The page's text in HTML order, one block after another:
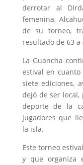
derrotar al
femenina,
de su torneo,
resultado de 63 a
La Guancha
estival en
siete ediciones,
dejó de ser
deporte de la
jugadores que
la isla.
Este torneo
y que organiza